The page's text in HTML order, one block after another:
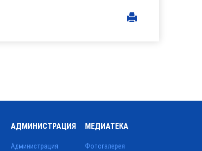
АДМИНИСТРАЦИЯ
Администрация
МЕДИАТЕКА
Фотогалерея